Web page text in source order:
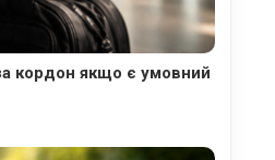
кордон якщо є умовний